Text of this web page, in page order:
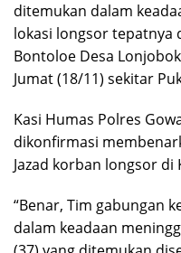
ditemukan dalam
lokasi longsor tepatnya
Bontoloe Desa
Jumat (18/11) sekitar
Kasi Humas Polres
dikonfirmasi
Jazad korban longsor di
“Benar, Tim gabungan
dalam keadaan